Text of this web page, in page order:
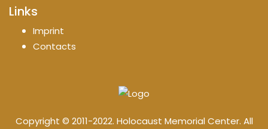
Links
Imprint
Contacts
Copyright © 2011-2022. Holocaust Memorial Center. All